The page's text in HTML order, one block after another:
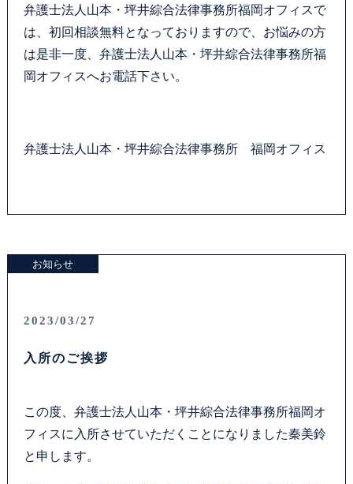
リモート相談
お知らせ
サマークラーク・ウィンタークラーク募集
弁護士法人山本・坪井綜合法律事務所福岡オフィスで
は、初回相談無料となっておりますので、お悩みの方
は是非一度、弁護士法人山本・坪井綜合法律事務所福
岡オフィスへお電話下さい。
弁護士法人山本・坪井綜合法律事務所 福岡オフィス
お知らせ
2023/03/27
入所のご挨拶
この度、弁護士法人山本・坪井綜合法律事務所福岡オ
フィスに入所させていただくことになりました秦美鈴
と申します。